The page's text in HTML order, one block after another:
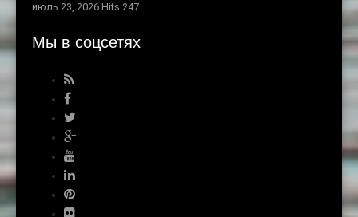
июль 23, 2026 Hits:247
Мы в соцсетях